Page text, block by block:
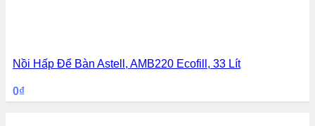
Nồi Hấp Để Bàn Astell, AMB220 Ecofill, 33 Lít
0₫